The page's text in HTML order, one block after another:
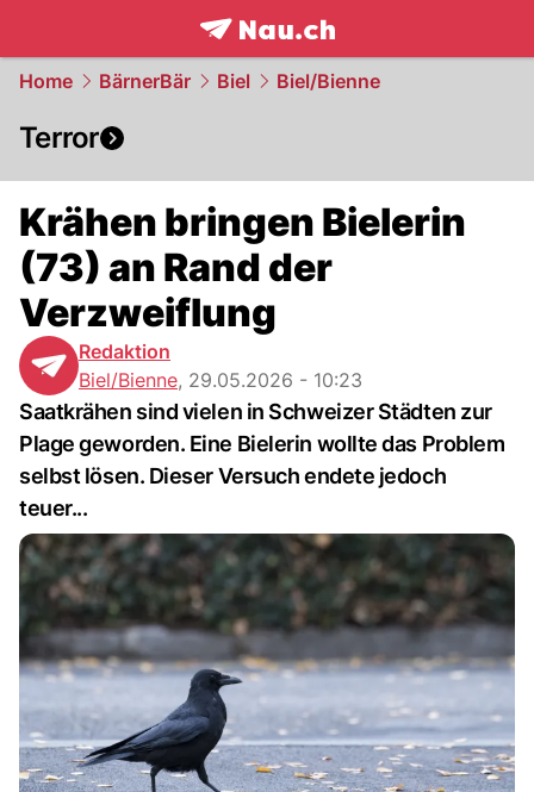
frontpage.NAU.ch
Home BärnerBär Biel Biel/Bienne
Terror
Krähen bringen Bielerin
(73) an Rand der
Verzweiflung
Redaktion
Biel/Bienne, 29.05.2026 - 10:23
Saatkrähen sind vielen in Schweizer Städten zur
Plage geworden. Eine Bielerin wollte das Problem
selbst lösen. Dieser Versuch endete jedoch
teuer...